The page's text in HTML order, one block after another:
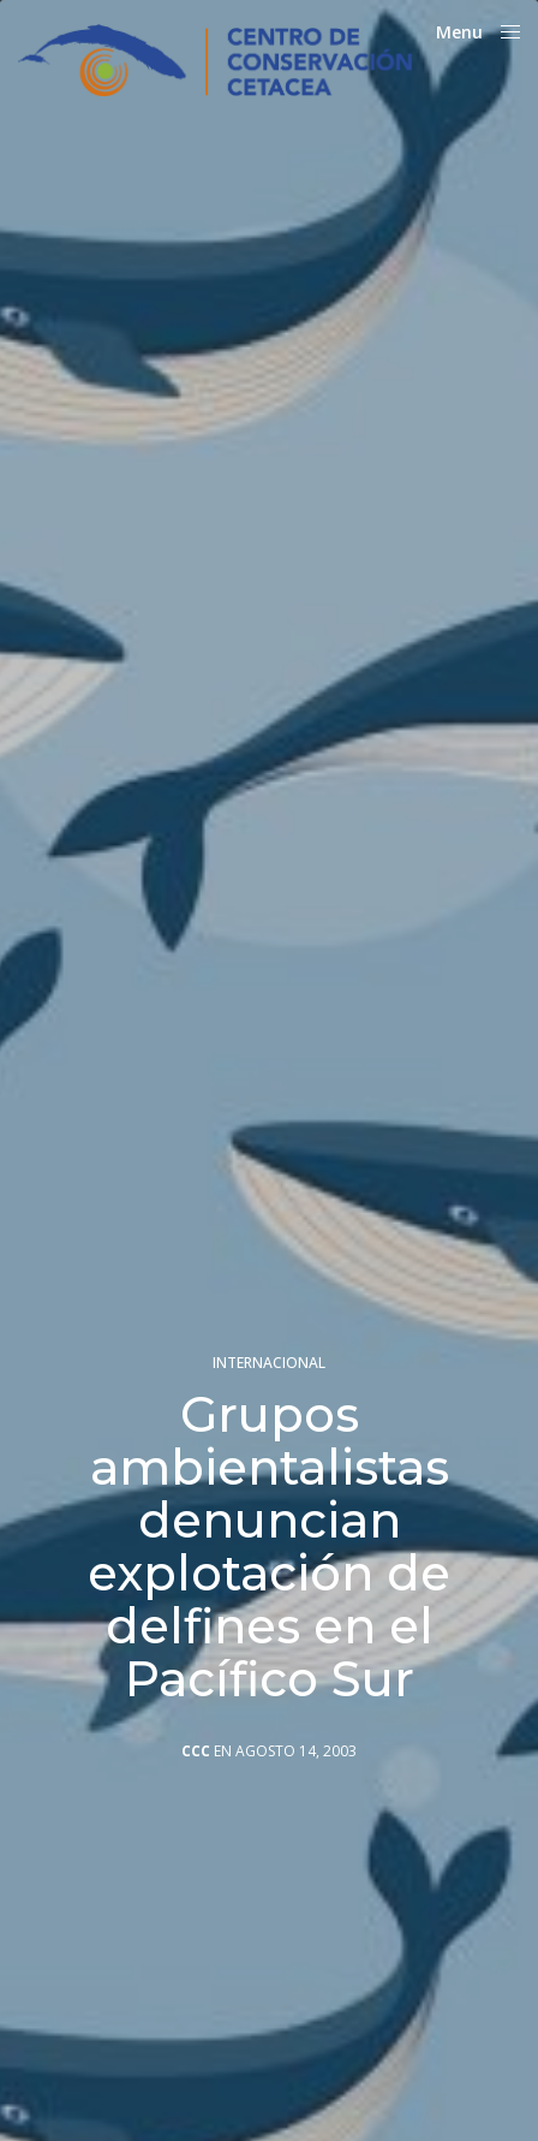
Menu
Close
INTERNACIONAL
Grupos
ambientalistas
denuncian
explotación de
delfines en el
Pacífico Sur
CCC EN AGOSTO 14, 2003